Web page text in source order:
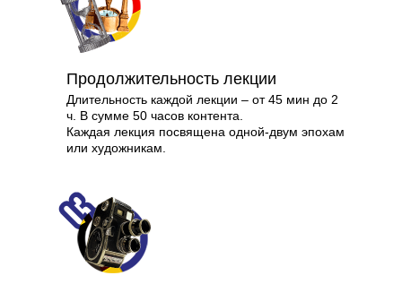
Продолжительность лекции
Длительность каждой лекции – от 45 мин до 2
ч. В сумме 50 часов контента.
Каждая лекция посвящена одной-двум эпохам
или художникам.